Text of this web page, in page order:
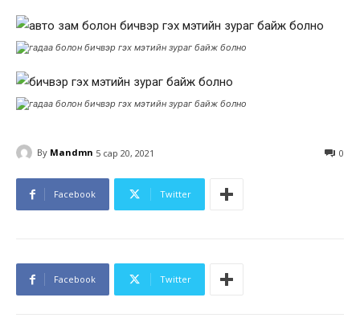
By Mandmn 5 сар 20, 2021 0
Facebook Twitter
Facebook Twitter